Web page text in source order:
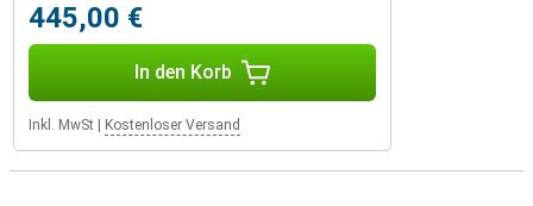
445,00 €
In den Korb
Inkl. MwSt Kostenloser Versand